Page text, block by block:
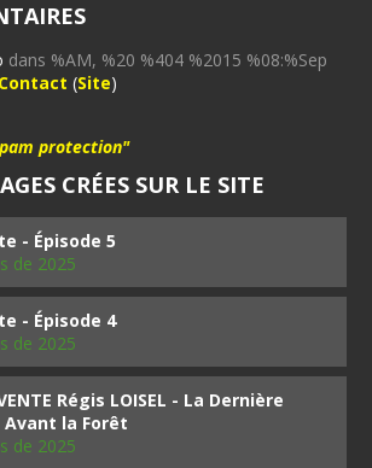
dans %AM, %20 %404 %2015 %08:%Sep
Contact (Site)
protection"
CRÉES SUR LE SITE
- Épisode 5
de 2025
- Épisode 4
de 2025
Régis LOISEL - La Dernière
Avant la Forêt
de 2025